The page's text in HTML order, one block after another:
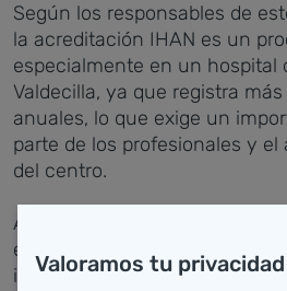
Según los responsables de
la acreditación IHAN es un
especialmente en un hospital
Valdecilla, ya que registra
anuales, lo que exige un
parte de los profesionales y
del centro.
Además, la puesta en marcha
en Valdecilla está suponiendo
impulso para la mejora de las
Valoramos tu privacidad